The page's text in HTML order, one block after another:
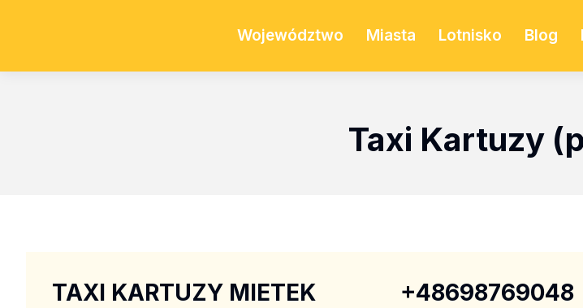
Województwo Miasta Lotnisko Blog
Taxi Kartuzy
TAXI KARTUZY MIETEK +48698769048